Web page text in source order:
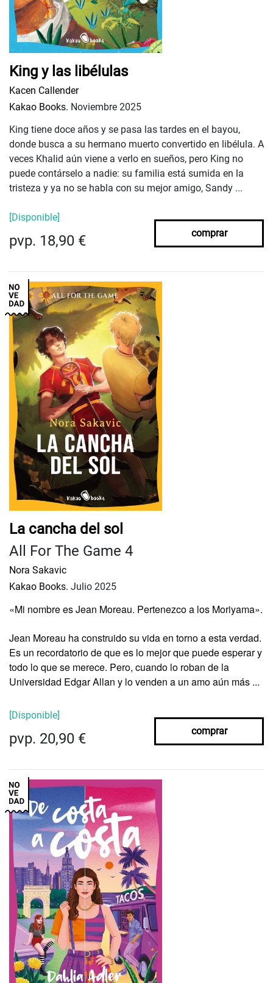
King y las libélulas
Kacen Callender
Kakao Books. Noviembre 2025
King tiene doce años y se pasa las tardes en el bayou,
donde busca a su hermano muerto convertido en libélula. A
veces Khalid aún viene a verlo en sueños, pero King no
puede contárselo a nadie: su familia está sumida en la
tristeza y ya no se habla con su mejor amigo, Sandy ...
[Disponible]
pvp. 18,90 € comprar
La cancha del sol
All For The Game 4
Nora Sakavic
Kakao Books. Julio 2025
«Mi nombre es Jean Moreau. Pertenezco a los Moriyama».
Jean Moreau ha construido su vida en torno a esta verdad.
Es un recordatorio de que es lo mejor que puede esperar y
todo lo que se merece. Pero, cuando lo roban de la
Universidad Edgar Allan y lo venden a un amo aún más ...
[Disponible]
pvp. 20,90 € comprar